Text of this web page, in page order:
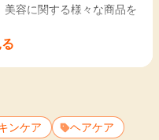
容に関する様々な商品を
メショッピング）」の主な
（アディクショ
SHOPPING（アット
ットやプレゼント付き商品
ンケア
ヘアケア